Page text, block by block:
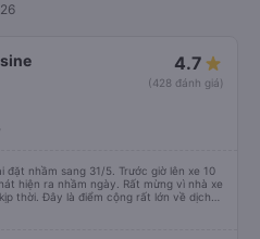
4.7
(428 đánh giá)
nhầm sang 31/5. Trước giờ lên xe 10
hiện ra nhầm ngày. Rất mừng vì nhà xe
thời. Đây là điểm cộng rất lớn về dịch
có một số thông tin hữu ích khi đến